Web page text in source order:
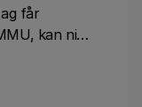
får
kan ni